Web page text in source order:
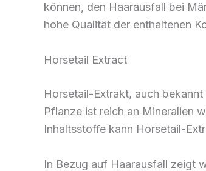
können, den Haarausfall bei
hohe Qualität der enthaltenen
Horsetail Extract
Horsetail-Extrakt, auch
Pflanze ist reich an Mineralien
Inhaltsstoffe kann Horsetail-
In Bezug auf Haarausfall zeigt